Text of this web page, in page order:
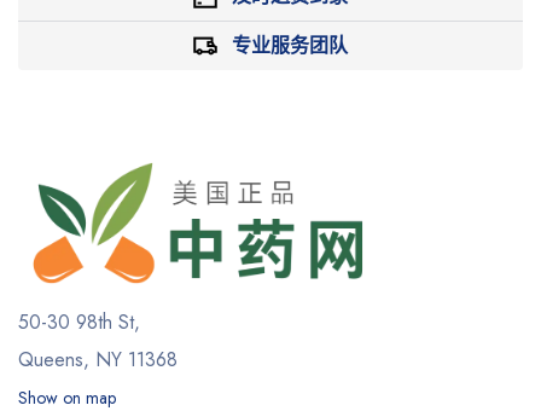
专业服务团队
50-30 98th St,
Queens, NY 11368
Show on map